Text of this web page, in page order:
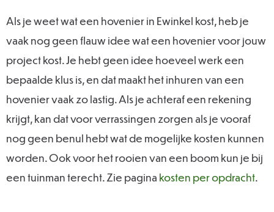
Als je weet wat een hovenier in Ewinkel kost, heb je
vaak nog geen flauw idee wat een hovenier voor jouw
project kost. Je hebt geen idee hoeveel werk een
bepaalde klus is, en dat maakt het inhuren van een
hovenier vaak zo lastig. Als je achteraf een rekening
krijgt, kan dat voor verrassingen zorgen als je vooraf
nog geen benul hebt wat de mogelijke kosten kunnen
worden. Ook voor het rooien van een boom kun je bij
een tuinman terecht. Zie pagina kosten per opdracht.